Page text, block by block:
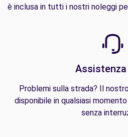
è inclusa in tutti i nostri noleggi
Problemi sulla strada? Il
disponibile in qualsiasi
senza